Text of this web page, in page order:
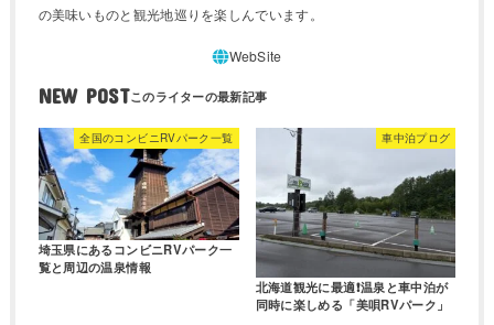
の美味いものと観光地巡りを楽しんでいます。
NEW POST
全国のコンビニRVパーク一覧
埼玉県にあるコンビニRVパーク一
覧と周辺の温泉情報
車中泊プログ
北海道観光に最適❗️温泉と車中泊が
同時に楽しめる「美唄RVパーク」